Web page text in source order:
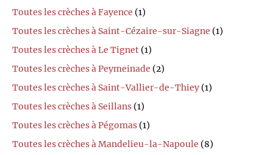
Toutes les crèches à Fayence (1)
Toutes les crèches à Saint-Cézaire-sur-Siagne (1)
Toutes les crèches à Le Tignet (1)
Toutes les crèches à Peymeinade (2)
Toutes les crèches à Saint-Vallier-de-Thiey (1)
Toutes les crèches à Seillans (1)
Toutes les crèches à Pégomas (1)
Toutes les crèches à Mandelieu-la-Napoule (8)